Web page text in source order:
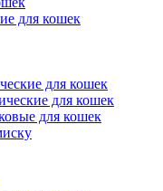
для кошек
для кошек
для кошек
для кошек